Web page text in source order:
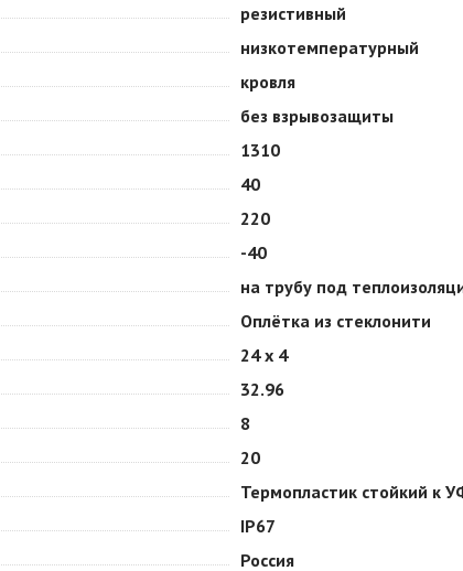
резистивный
низкотемпературный
кровля
без взрывозащиты
1310
40
220
-40
на трубу под
Оплётка из стеклонити
24 х 4
32.96
8
20
Термопластик стойкий к
IP67
Россия